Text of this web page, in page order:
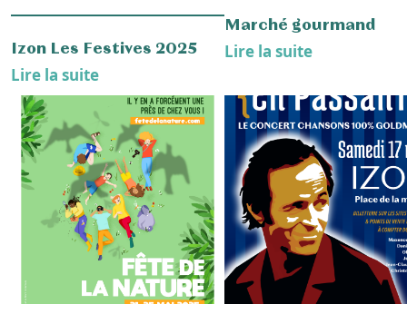
Pour offrir les meilleures expériences, nous utilisons des technologies
telles que les cookies pour stocker et/ou accéder aux informations des
appareils. Le fait de consentir à ces technologies nous permettra de
traiter des données telles que le comportement de navigation ou les ID
uniques sur ce site. Le fait de ne pas consentir ou de retirer son
consentement peut avoir un effet négatif sur certaines caractéristiques
et fonctions.
Accepter
Refuser
Voir les préférences
Politique de cookies
8 NOV. 2024 18:30
ACTUALITÉ
Assainissement à Izon
Lire la suite
5 NOV. 2024
ACTUALITÉ
Mutuelle Communale
Lire la suite